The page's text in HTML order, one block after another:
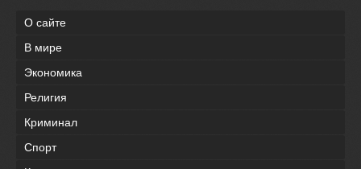
О сайте
В мире
Экономика
Религия
Криминал
Спорт